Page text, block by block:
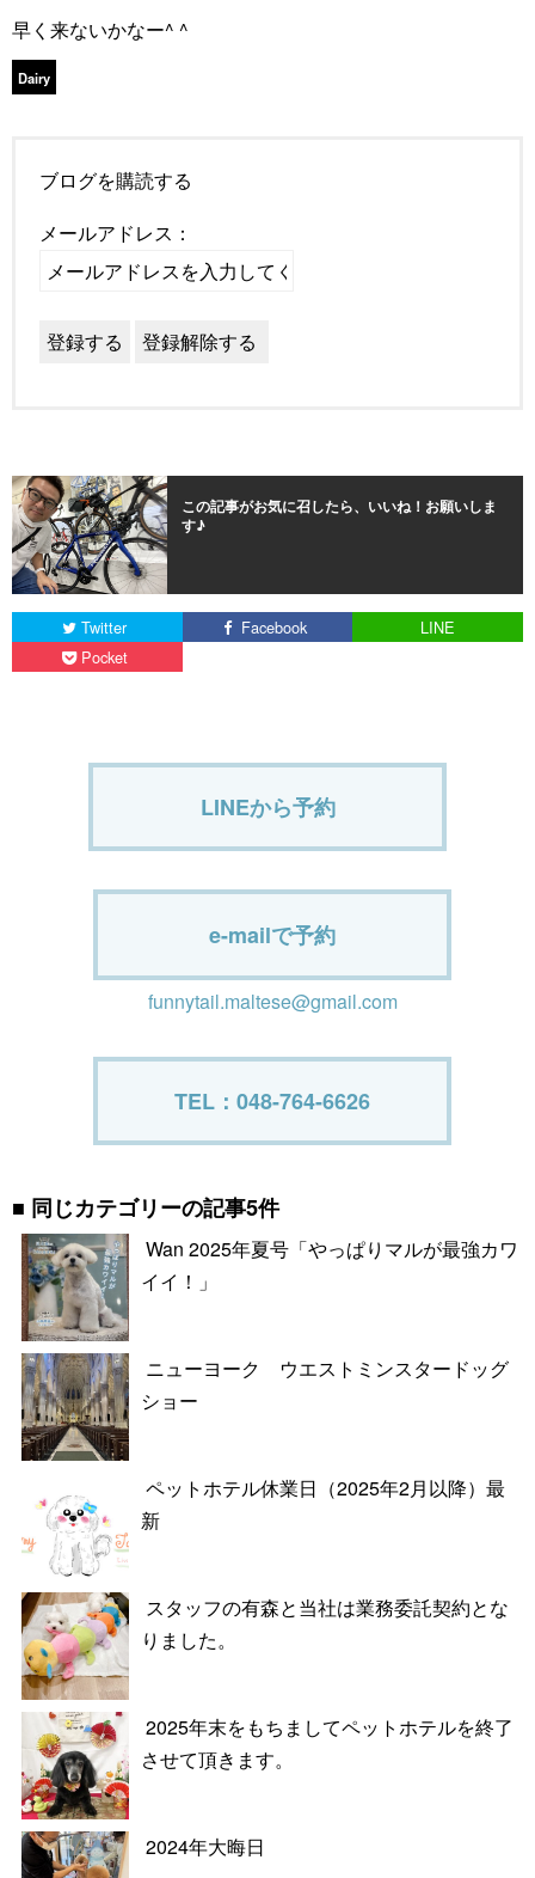
早く来ないかなー^ ^
Dairy
ブログを購読する
メールアドレス：
この記事がお気に召したら、いいね！お願いしま
す♪
Twitter Facebook
LINE
Pocket
LINEから予約
e-mailで予約
funnytail.maltese@gmail.com
TEL：048-764-6626
同じカテゴリーの記事5件
Wan 2025年夏号「やっぱりマルが最強カワ
イイ！」
ニューヨーク ウエストミンスタードッグ
ショー
ペットホテル休業日（2025年2月以降）最
新
スタッフの有森と当社は業務委託契約とな
りました。
2025年末をもちましてペットホテルを終了
させて頂きます。
2024年大晦日